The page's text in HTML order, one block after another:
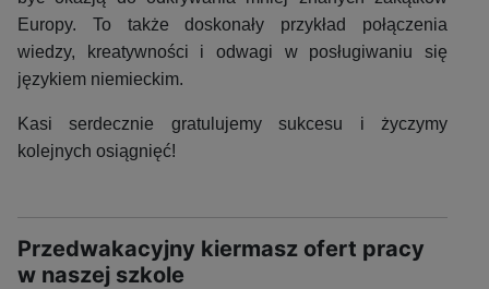
Europy. To także doskonały przykład połączenia
wiedzy, kreatywności i odwagi w posługiwaniu się
językiem niemieckim.
Kasi serdecznie gratulujemy sukcesu i życzymy
kolejnych osiągnięć!
Przedwakacyjny kiermasz ofert pracy
w naszej szkole